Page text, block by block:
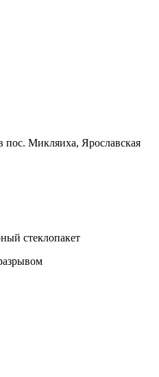
пос. Микляиха, Ярославская
стеклопакет